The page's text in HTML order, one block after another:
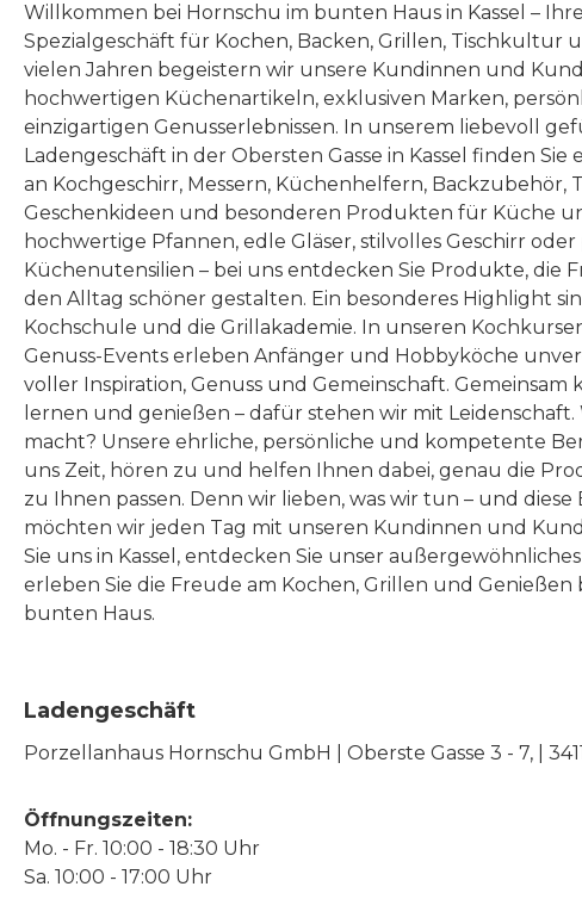
Willkommen bei Hornschu im bunten Haus in Kassel –
Spezialgeschäft für Kochen, Backen, Grillen, Tischkultur
vielen Jahren begeistern wir unsere Kundinnen und
hochwertigen Küchenartikeln, exklusiven Marken,
einzigartigen Genusserlebnissen. In unserem liebevoll
Ladengeschäft in der Obersten Gasse in Kassel finden Sie
an Kochgeschirr, Messern, Küchenhelfern, Backzubehör,
Geschenkideen und besonderen Produkten für Küche
hochwertige Pfannen, edle Gläser, stilvolles Geschirr oder
Küchenutensilien – bei uns entdecken Sie Produkte, die
den Alltag schöner gestalten. Ein besonderes Highlight
Kochschule und die Grillakademie. In unseren
Genuss-Events erleben Anfänger und Hobbyköche
voller Inspiration, Genuss und Gemeinschaft. Gemeinsam
lernen und genießen – dafür stehen wir mit Leidenschaft.
macht? Unsere ehrliche, persönliche und kompetente
uns Zeit, hören zu und helfen Ihnen dabei, genau die
zu Ihnen passen. Denn wir lieben, was wir tun – und
möchten wir jeden Tag mit unseren Kundinnen und
Sie uns in Kassel, entdecken Sie unser
erleben Sie die Freude am Kochen, Grillen und Genießen
bunten Haus.
Ladengeschäft
Porzellanhaus Hornschu GmbH | Oberste Gasse 3 - 7, |
Öffnungszeiten:
Mo. - Fr. 10:00 - 18:30 Uhr
Sa. 10:00 - 17:00 Uhr